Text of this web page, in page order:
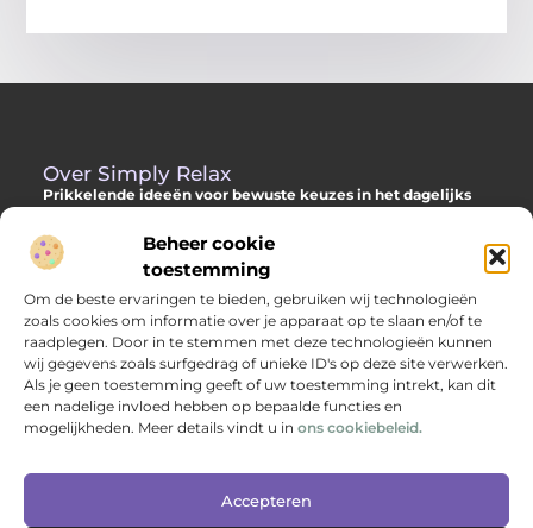
Beheer cookie
toestemming
Om de beste ervaringen te bieden, gebruiken wij technologieën
zoals cookies om informatie over je apparaat op te slaan en/of te
raadplegen. Door in te stemmen met deze technologieën kunnen
wij gegevens zoals surfgedrag of unieke ID's op deze site verwerken.
Als je geen toestemming geeft of uw toestemming intrekt, kan dit
een nadelige invloed hebben op bepaalde functies en
mogelijkheden. Meer details vindt u in ons cookiebeleid.
Accepteren
Over Simply Relax
Prikkelende ideeën voor bewuste keuzes in het dagelijks
Laat je inspireren door diverse content vol slimme adviezen,
verdiepende inzichten en originele invalshoeken. Alles om jou
te helpen met meer helderheid en richting je dag door te
komen.
Main Links
Bericht categorie